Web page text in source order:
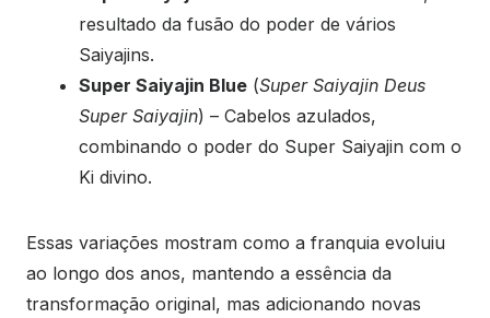
resultado da fusão do poder de vários
Saiyajins.
Super Saiyajin Blue (Super Saiyajin Deus
Super Saiyajin) – Cabelos azulados,
combinando o poder do Super Saiyajin com o
Ki divino.
Essas variações mostram como a franquia evoluiu
ao longo dos anos, mantendo a essência da
transformação original, mas adicionando novas